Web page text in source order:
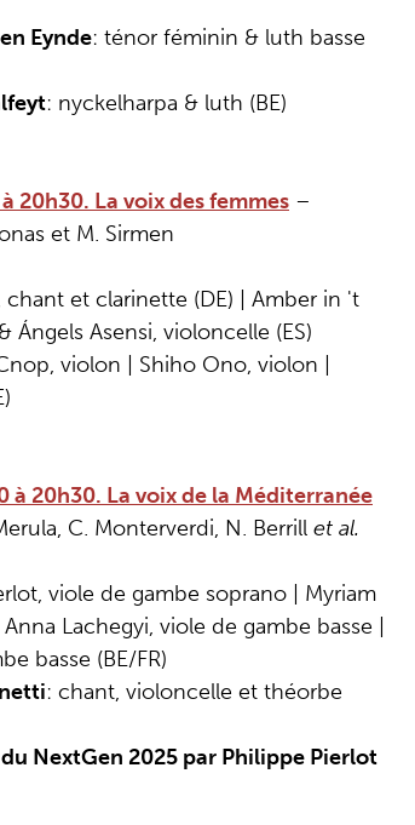
Eynde: ténor féminin & luth basse
: nyckelharpa & luth (BE)
20h30. La voix des femmes –
et M. Sirmen
chant et clarinette (DE) | Amber in 't
Ángels Asensi, violoncelle (ES)
violon | Shiho Ono, violon |
à 20h30. La voix de la Méditerranée
C. Monterverdi, N. Berrill et al.
viole de gambe soprano | Myriam
Lachegyi, viole de gambe basse |
basse (BE/FR)
: chant, violoncelle et théorbe
NextGen 2025 par Philippe Pierlot